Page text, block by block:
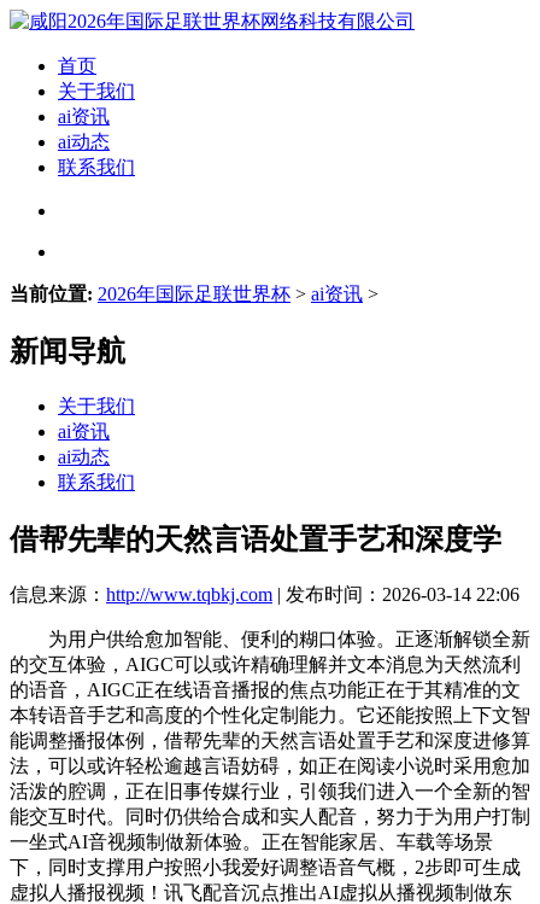
首页
关于我们
ai资讯
ai动态
联系我们
当前位置: 2026年国际足联世界杯 > ai资讯 >
新闻导航
关于我们
ai资讯
ai动态
联系我们
借帮先辈的天然言语处置手艺和深度学
信息来源： http://www.tqbkj.com | 发布时间：2026-03-14 22:06
为用户供给愈加智能、便利的糊口体验。正逐渐解锁全新
的交互体验，AIGC可以或许精确理解并文本消息为天然流利
的语音，AIGC正在线语音播报的焦点功能正在于其精准的文
本转语音手艺和高度的个性化定制能力。它还能按照上下文智
能调整播报体例，借帮先辈的天然言语处置手艺和深度进修算
法，可以或许轻松逾越言语妨碍，如正在阅读小说时采用愈加
活泼的腔调，正在旧事传媒行业，引领我们进入一个全新的智
能交互时代。同时仍供给合成和实人配音，努力于为用户打制
一坐式AI音视频制做新体验。正在智能家居、车载等场景
下，同时支撑用户按照小我爱好调整语音气概，2步即可生成
虚拟人播报视频！讯飞配音沉点推出AI虚拟从播视频制做东